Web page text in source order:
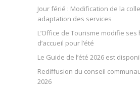
Jour férié : Modification de la
adaptation des services
L’Office de Tourisme modifie
d’accueil pour l’été
Le Guide de l’été 2026 est
Rediffusion du conseil
2026